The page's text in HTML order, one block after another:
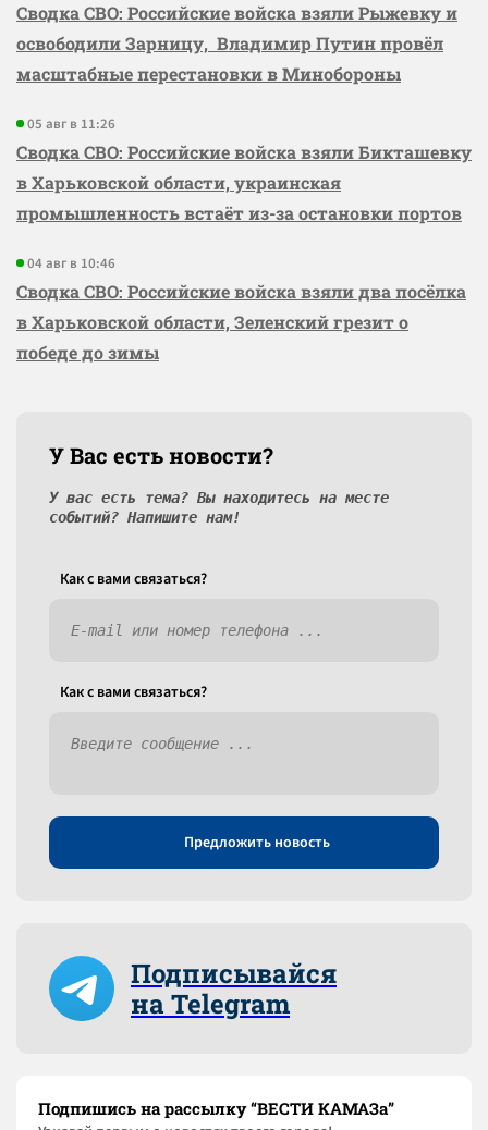
Сводка СВО: Российские войска взяли Рыжевку и
освободили Зарницу, Владимир Путин провёл
масштабные перестановки в Минобороны
05 авг в 11:26
Сводка СВО: Российские войска взяли Бикташевку
в Харьковской области, украинская
промышленность встаёт из-за остановки портов
04 авг в 10:46
Сводка СВО: Российские войска взяли два посёлка
в Харьковской области, Зеленский грезит о
победе до зимы
У Вас есть новости?
У вас есть тема? Вы находитесь на месте
событий? Напишите нам!
Как c вами связаться?
Как c вами связаться?
Предложить новость
Подписывайся
на Telegram
Подпишись на рассылку “ВЕСТИ КАМАЗа”